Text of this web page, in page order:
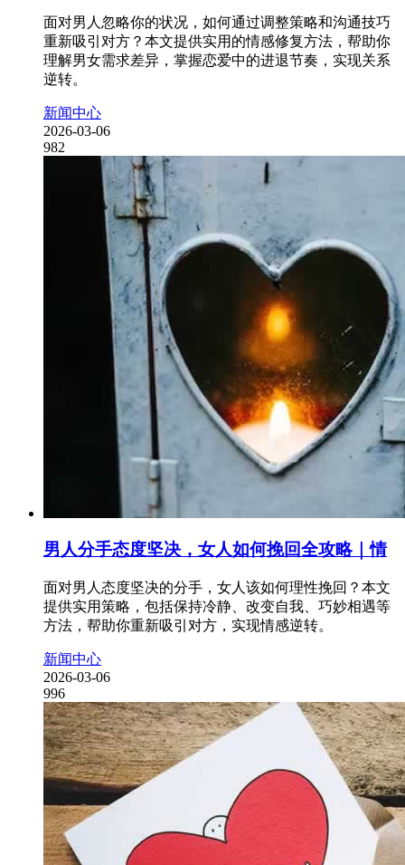
面对男人忽略你的状况，如何通过调整策略和沟通技巧
重新吸引对方？本文提供实用的情感修复方法，帮助你
理解男女需求差异，掌握恋爱中的进退节奏，实现关系
逆转。
新闻中心
2026-03-06
982
男人分手态度坚决，女人如何挽回全攻略｜情
面对男人态度坚决的分手，女人该如何理性挽回？本文
提供实用策略，包括保持冷静、改变自我、巧妙相遇等
方法，帮助你重新吸引对方，实现情感逆转。
新闻中心
2026-03-06
996